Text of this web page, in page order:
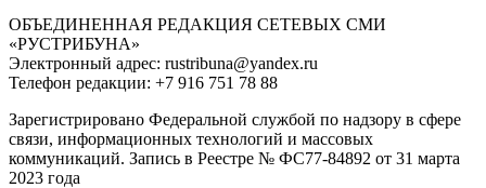
ОБЪЕДИНЕННАЯ РЕДАКЦИЯ СЕТЕВЫХ СМИ
«РУСТРИБУНА»
Электронный адрес: rustribuna@yandex.ru
Телефон редакции: +7 916 751 78 88
Зарегистрировано Федеральной службой по надзору в сфере
связи, информационных технологий и массовых
коммуникаций. Запись в Реестре № ФС77-84892 от 31 марта
2023 года